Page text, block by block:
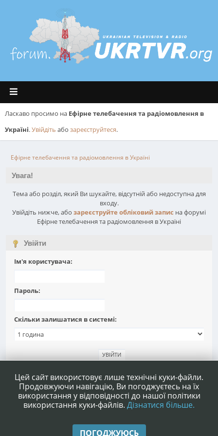
Ласкаво просимо на Ефірне телебачення та радіомовлення в
Україні.Увійдіть або зареєструйтеся.
Ефірне телебачення та радіомовлення в Україні
Увага!
Тема або розділ, який Ви шукайте, відсутній або недоступна для
входу.
Увійдіть нижче, або зареєструйте обліковий запис на форумі
Ефірне телебачення та радіомовлення в Україні
Увійти
Ім'я користувача:
Пароль:
Скільки залишатися в системі:
Допомога|Умови та правила|Нагору ▲
Цей сайт використовує лише технічні куки-файли.
Продовжуючи навігацію, Ви погоджуєтесь на їх
використання у відповідності до нашої політики
використання куки-файлів. Дізнатися більше.
ПОГОДЖУЮСЬ